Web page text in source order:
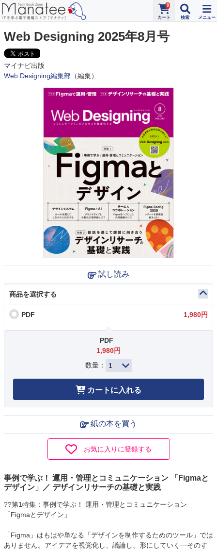
0
Web Designing 2025年8月号
マイナビ出版
Web Designing編集部 （編集）
試し読み
商品を選択する
PDF 1,980円
PDF
1,980円
数量：
カートに入れる
紙の本を買う
お気に入りに登録する
事例で学ぶ！ 運用・管理とコミュニケーション 「Figmaと
デザイン」／ デザインリサーチの基礎と実践
??第1特集：事例で学ぶ！ 運用・管理とコミュニケーション
「Figmaとデザイン」
「Figma」はもはや単なる「デザインを制作するためのツール」では
ありません。アイデアを視覚化し、議論し、形にしていく―そのす